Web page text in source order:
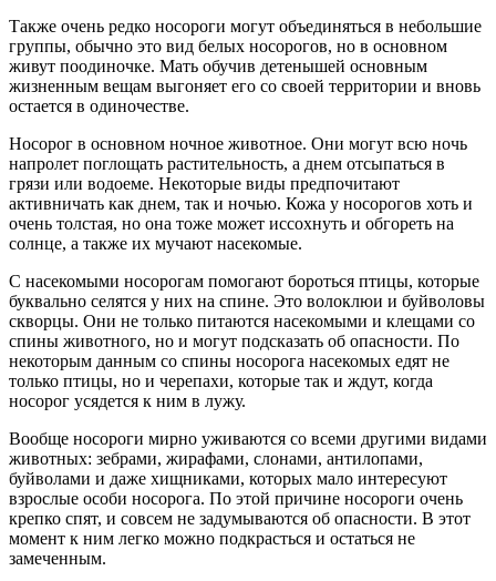
Также очень редко носороги могут объединяться в небольшие
группы, обычно это вид белых носорогов, но в основном
живут поодиночке. Мать обучив детенышей основным
жизненным вещам выгоняет его со своей территории и вновь
остается в одиночестве.
Носорог в основном ночное животное. Они могут всю ночь
напролет поглощать растительность, а днем отсыпаться в
грязи или водоеме. Некоторые виды предпочитают
активничать как днем, так и ночью. Кожа у носорогов хоть и
очень толстая, но она тоже может иссохнуть и обгореть на
солнце, а также их мучают насекомые.
С насекомыми носорогам помогают бороться птицы, которые
буквально селятся у них на спине. Это волоклюи и буйволовы
скворцы. Они не только питаются насекомыми и клещами со
спины животного, но и могут подсказать об опасности. По
некоторым данным со спины носорога насекомых едят не
только птицы, но и черепахи, которые так и ждут, когда
носорог усядется к ним в лужу.
Вообще носороги мирно уживаются со всеми другими видами
животных: зебрами, жирафами, слонами, антилопами,
буйволами и даже хищниками, которых мало интересуют
взрослые особи носорога. По этой причине носороги очень
крепко спят, и совсем не задумываются об опасности. В этот
момент к ним легко можно подкрасться и остаться не
замеченным.